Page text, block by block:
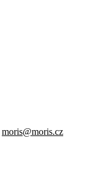
moris@moris.cz